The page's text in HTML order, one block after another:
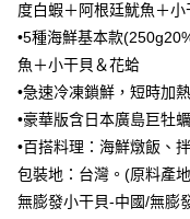
冷凍7-11取貨(快速到店
每筆NT$150，滿
冷凍宅配-抗凍紙箱裝(可
每筆NT$150，滿
冷凍貨到付款
度白蝦＋阿根廷魷魚＋
•5種海鮮基本款
魚＋小干貝＆花蛤
•急速冷凍鎖鮮，短時加
•豪華版含日本廣島巨牡
•百搭料理：海鮮燉飯、
包裝地：台灣。(原料產
無膨發小干貝-中國/無膨